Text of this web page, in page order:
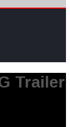
Trailer